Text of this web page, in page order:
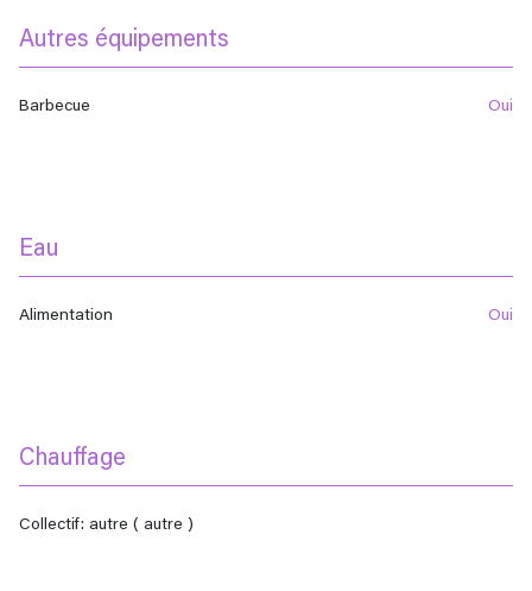
Autres équipements
Barbecue oui
Eau
Alimentation oui
Chauffage
collectif: autre ( autre )